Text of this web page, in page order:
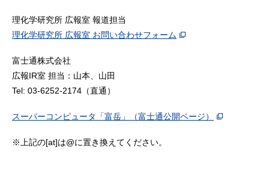
理化学研究所 広報室 報道担当
理化学研究所 広報室 お問い合わせフォーム
富士通株式会社
広報IR室 担当：山本、山田
Tel: 03-6252-2174（直通）
スーパーコンピュータ「富岳」（富士通公開ページ）
※上記の[at]は@に置き換えてください。